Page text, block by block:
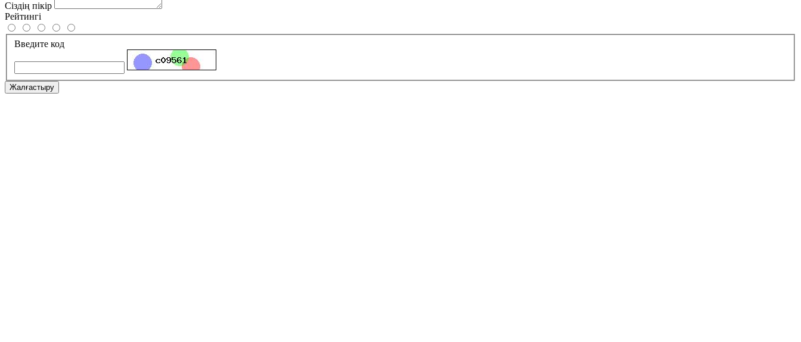
Сіздің пікір
Рейтингі
Введите код
Жалғастыру